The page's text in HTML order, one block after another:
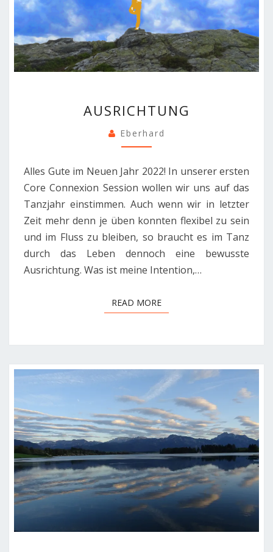
AUSRICHTUNG
Eberhard
Alles Gute im Neuen Jahr 2022! In unserer ersten
Core Connexion Session wollen wir uns auf das
Tanzjahr einstimmen. Auch wenn wir in letzter
Zeit mehr denn je üben konnten flexibel zu sein
und im Fluss zu bleiben, so braucht es im Tanz
durch das Leben dennoch eine bewusste
Ausrichtung. Was ist meine Intention,…
READ MOREREAD MORE